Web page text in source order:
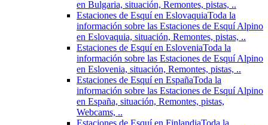
en Bulgaria, situación, Remontes, pistas, ..
Estaciones de Esquí en EslovaquiaToda la
información sobre las Estaciones de Esquí Alpino
en Eslovaquia, situación, Remontes, pistas, ..
Estaciones de Esquí en EsloveniaToda la
información sobre las Estaciones de Esquí Alpino
en Eslovenia, situación, Remontes, pistas, ..
Estaciones de Esquí en EspañaToda la
información sobre las Estaciones de Esquí Alpino
en España, situación, Remontes, pistas,
Webcams, ..
Estaciones de Esquí en FinlandiaToda la